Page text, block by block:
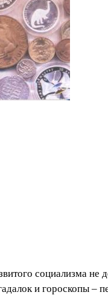
социализма
и гороскопы